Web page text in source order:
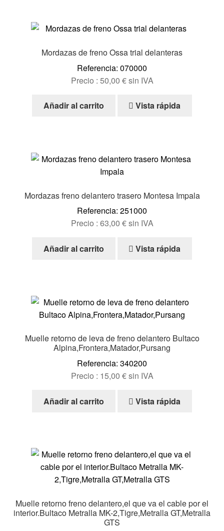
Mordazas de freno Ossa trial delanteras
Referencia: 070000
Precio : 50,00 €sin IVA
Añadir al carrito Vista rápida
Mordazas freno delantero trasero Montesa Impala
Referencia: 251000
Precio : 63,00 €sin IVA
Añadir al carrito Vista rápida
Muelle retorno de leva de freno delantero Bultaco
Alpina,Frontera,Matador,Pursang
Referencia: 340200
Precio : 15,00 €sin IVA
Añadir al carrito Vista rápida
Muelle retorno freno delantero,el que va el cable por el
interior.Bultaco Metralla MK-2,Tigre,Metralla GT,Metralla
GTS